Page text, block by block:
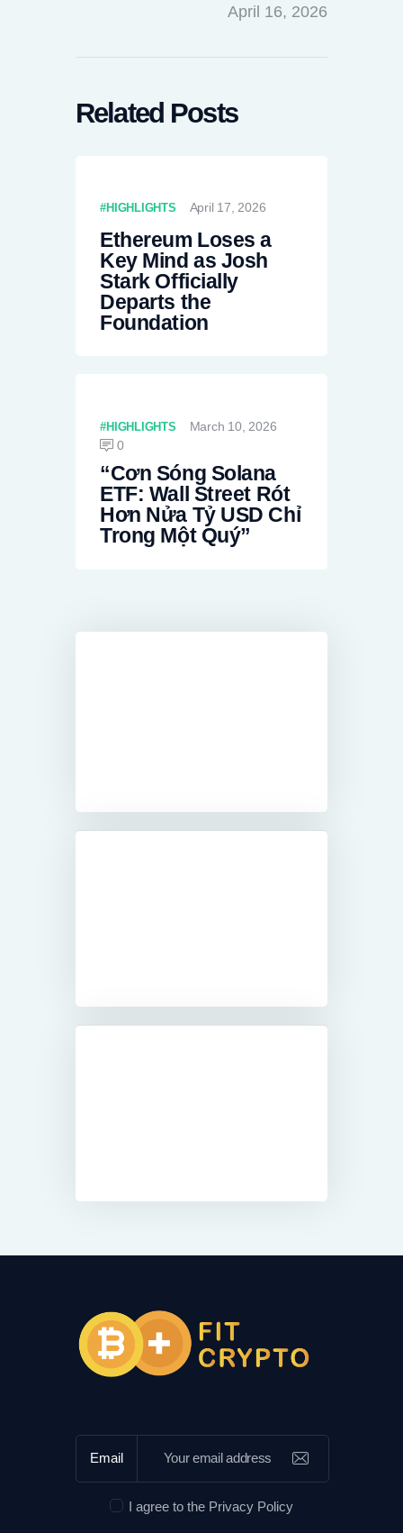
April 16, 2026
Related Posts
HIGHLIGHTS April 17, 2026
Ethereum Loses a
Key Mind as Josh
Stark Officially
Departs the
Foundation
HIGHLIGHTS
March 10, 2026
0
“Cơn Sóng Solana
ETF: Wall Street Rót
Hơn Nửa Tỷ USD Chỉ
Trong Một Quý”
Email
I agree to the Privacy Policy